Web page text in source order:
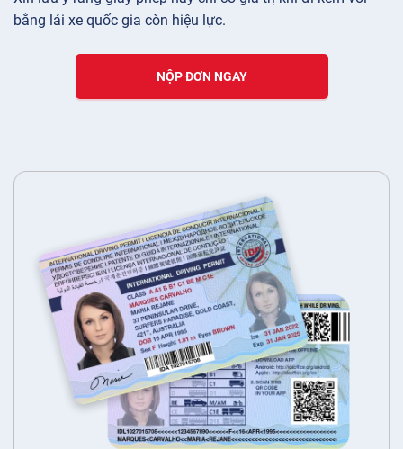
bằng lái xe quốc gia còn hiệu lực.
NỘP ĐƠN NGAY